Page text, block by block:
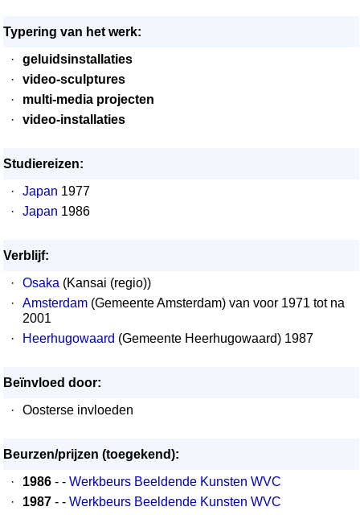
Typering van het werk:
·
geluidsinstallaties
·
video-sculptures
·
multi-media projecten
·
video-installaties
Studiereizen:
·
Japan 1977
·
Japan 1986
Verblijf:
·
Osaka (Kansai (regio))
·
Amsterdam (Gemeente Amsterdam) van voor 1971 tot na
2001
·
Heerhugowaard (Gemeente Heerhugowaard) 1987
Beïnvloed door:
·
Oosterse invloeden
Beurzen/prijzen (toegekend):
·
1986 - - Werkbeurs Beeldende Kunsten WVC
·
1987 - - Werkbeurs Beeldende Kunsten WVC